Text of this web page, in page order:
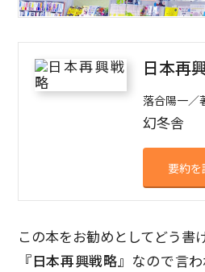
日本再
落合陽一／
幻冬舎
要約を
この本をお勧めとしてどう書
『日本再興戦略』 なので言